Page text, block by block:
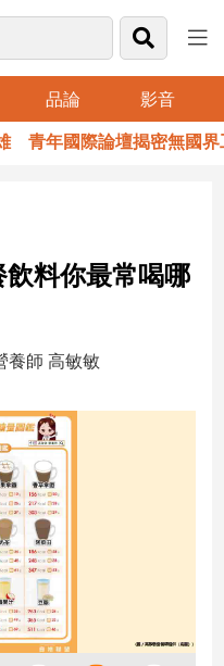
品論 影音
年國際論壇揭密無國界工
料你最常喝哪
養師 高敏敏